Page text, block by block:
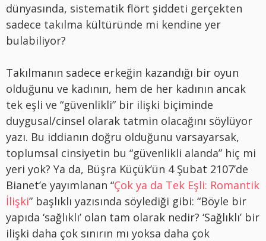
dünyasında, sistematik flört şiddeti gerçekten
sadece takılma kültüründe mi kendine yer
bulabiliyor?
Takılmanın sadece erkeğin kazandığı bir oyun
olduğunu ve kadının, hem de her kadının ancak
tek eşli ve “güvenlikli” bir ilişki biçiminde
duygusal/cinsel olarak tatmin olacağını söylüyor
yazı. Bu iddianın doğru olduğunu varsayarsak,
toplumsal cinsiyetin bu “güvenlikli alanda” hiç mi
yeri yok? Ya da, Büşra Küçük’ün 4 Şubat 2107’de
Bianet’e yayımlanan “Çok ya da Tek Eşli: Romantik
İlişki” başlıklı yazısında söylediği gibi: “Böyle bir
yapıda ‘sağlıklı’ olan tam olarak nedir? ‘Sağlıklı’ bir
ilişki daha çok sınırın mı yoksa daha çok